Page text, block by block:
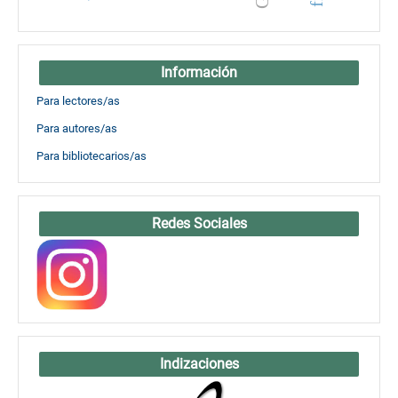
Información
Para lectores/as
Para autores/as
Para bibliotecarios/as
Redes Sociales
Indizaciones